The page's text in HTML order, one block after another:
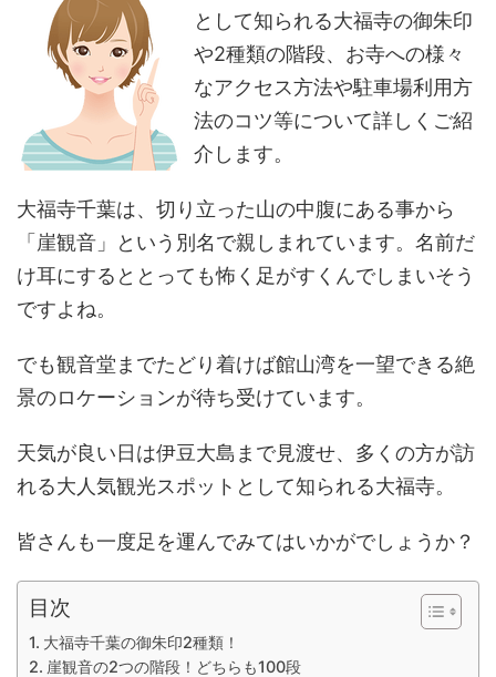
として知られる大福寺の御朱印
や2種類の階段、お寺への様々
なアクセス方法や駐車場利用方
法のコツ等について詳しくご紹
介します。
大福寺千葉は、切り立った山の中腹にある事から
「崖観音」という別名で親しまれています。名前だ
け耳にするととっても怖く足がすくんでしまいそう
ですよね。
でも観音堂までたどり着けば館山湾を一望できる絶
景のロケーションが待ち受けています。
天気が良い日は伊豆大島まで見渡せ、多くの方が訪
れる大人気観光スポットとして知られる大福寺。
皆さんも一度足を運んでみてはいかがでしょうか？
目次
大福寺千葉の御朱印2種類！
崖観音の2つの階段！どちらも100段